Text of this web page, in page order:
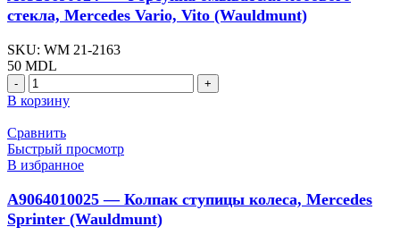
Crafter,
Mercedes
(Wauldmunt)
стекла, Mercedes Vario, Vito (Wauldmunt)
SKU: WM 21-2163
50 MDL
Количество
товара
A6318690024
-
Форсунка
омывателя
лобового
стекла,
Mercedes
Vario,
В корзину
Сравнить
Быстрый просмотр
В избранное
A9064010025 — Колпак ступицы колеса, Mercedes
Sprinter (Wauldmunt)